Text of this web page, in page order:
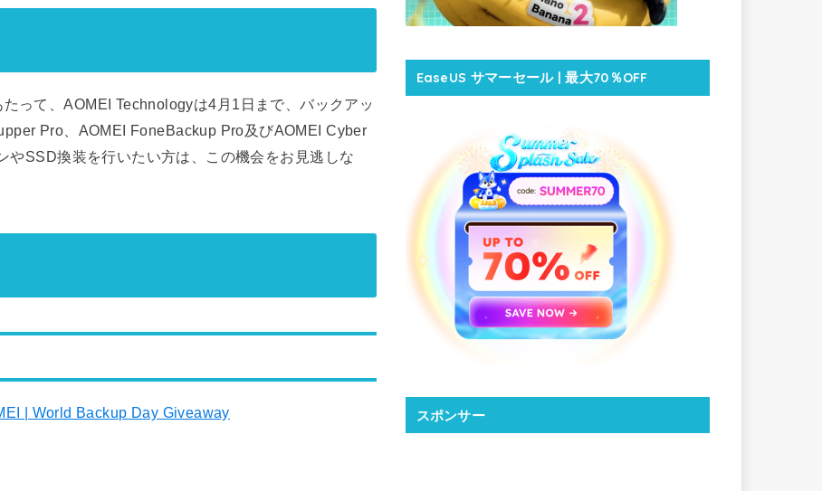
って、AOMEI Technologyは4月1日まで、バックアッ
Pro、AOMEI FoneBackup Pro及びAOMEI Cyber
SSD換装を行いたい方は、この機会をお見逃しな
| World Backup Day Giveaway
EaseUS サマーセール | 最大70％OFF
スポンサー